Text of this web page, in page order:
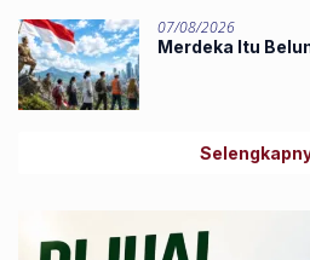
07/08/2026
Merdeka Itu